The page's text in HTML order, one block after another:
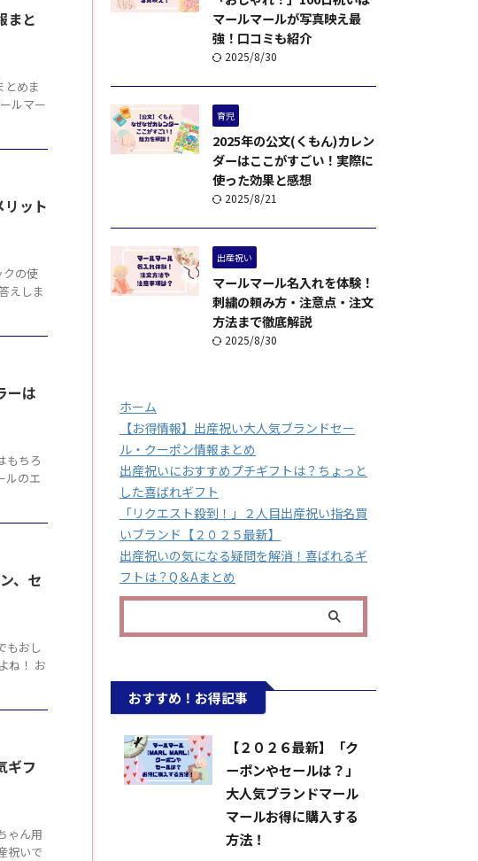
まと
とめま
ルマー
リット
クの使
えしま
ーは
もちろ
ルのエ
、セ
もおし
ね！ お
ギフ
ゃん用
祝いで
マールマールが写真映え最
強！口コミも紹介
2025/8/30
育児
2025年の公文(くもん)カレン
ダーはここがすごい！実際に
使った効果と感想
2025/8/21
出産祝い
マールマール名入れを体験！
刺繍の頼み方・注意点・注文
方法まで徹底解説
2025/8/30
ホーム
【お得情報】出産祝い大人気ブランドセー
ル・クーポン情報まとめ
出産祝いにおすすめプチギフトは？ちょっと
した喜ばれギフト
「リクエスト殺到！」２人目出産祝い指名買
いブランド【２０２５最新】
出産祝いの気になる疑問を解消！喜ばれるギ
フトは？Q＆Aまとめ
おすすめ！お得記事
【２０２６最新】「ク
ーポンやセールは？」
大人気ブランドマール
マールお得に購入する
方法！